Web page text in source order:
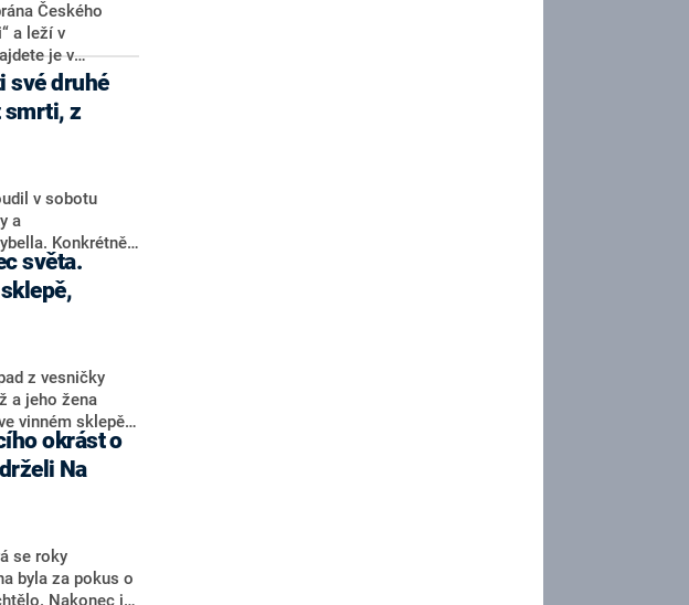
Českého
a leží v
je v
kraji, přibližně
že jsou i
jste toto
nejspíš
Od
části
za která by se
Na své si tu
své druhé
smrti, z
v sobotu
a
Konkrétně
dětí své
podle soudu
o lidi, nýbrž o
světa.
z vesničky
a jeho žena
vinném sklepě.
se chystali
okrást o
Na
se roky
byla za pokus o
Nakonec ji